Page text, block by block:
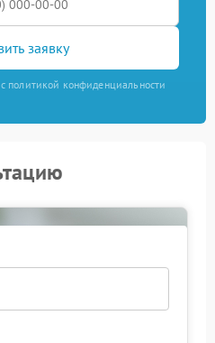
заявку
политикой конфиденциальности